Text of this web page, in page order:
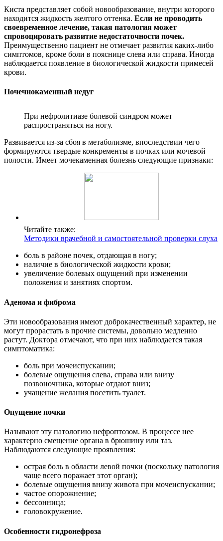
Киста представляет собой новообразование, внутри которого
находится жидкость желтого оттенка. Если не проводить
своевременное лечение, такая патология может
спровоцировать развитие недостаточности почек.
Преимущественно пациент не отмечает развития каких-либо
симптомов, кроме боли в пояснице слева или справа. Иногда
наблюдается появление в биологической жидкости примесей
крови.
Почечнокаменный недуг
При нефролитиазе болевой синдром может
распространяться на ногу.
Развивается из-за сбоя в метаболизме, впоследствии чего
формируются твердые конкременты в почках или мочевой
полости. Имеет мочекаменная болезнь следующие признаки:
Читайте также:
Методики врачебной и самостоятельной проверки слуха
боль в районе почек, отдающая в ногу;
наличие в биологической жидкости крови;
увеличение болевых ощущений при изменении
положения и занятиях спортом.
Аденома и фиброма
Эти новообразования имеют доброкачественный характер, не
могут прорастать в прочие системы, довольно медленно
растут. Доктора отмечают, что при них наблюдается такая
симптоматика:
боль при мочеиспускании;
болевые ощущения слева, справа или внизу
позвоночника, которые отдают вниз;
учащение желания посетить туалет.
Опущение почки
Называют эту патологию нефроптозом. В процессе нее
характерно смещение органа в брюшину или таз.
Наблюдаются следующие проявления:
острая боль в области левой почки (поскольку патология
чаще всего поражает этот орган);
болевые ощущения внизу живота при мочеиспускании;
частое опорожнение;
бессонница;
головокружение.
Особенности гидронефроза